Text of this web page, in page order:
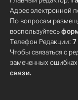
Адрес электронной
По вопросам
воспользуйтесь
Телефон Редакции: 7
Чтобы связаться с
замеченных
связи.